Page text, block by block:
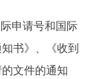
申请号和国际
书》、《收到
文件的通知